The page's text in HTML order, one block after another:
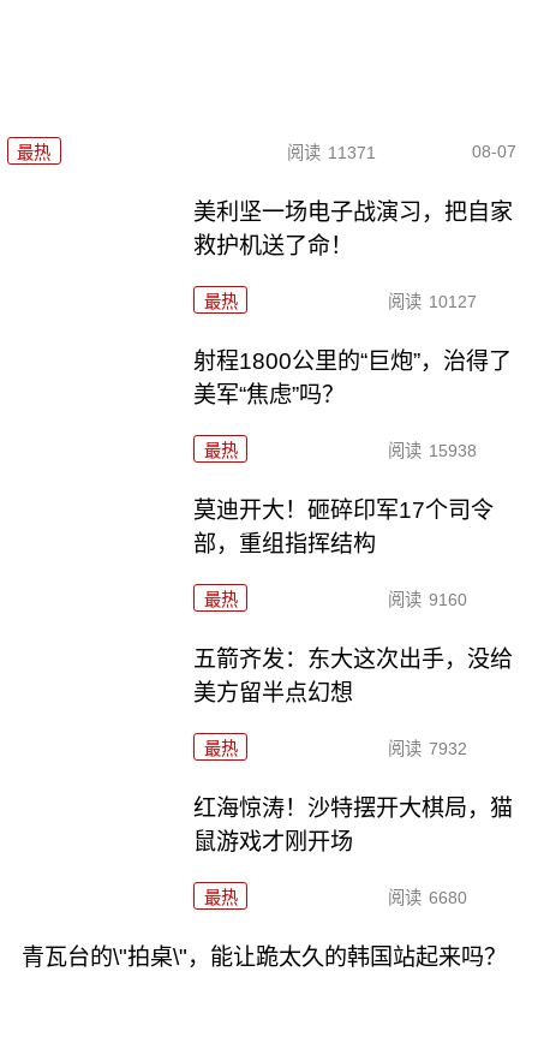
最热 阅读 11371 08-07
美利坚一场电子战演习，把自家
救护机送了命！
最热 阅读 10127
射程1800公里的“巨炮”，治得了
美军“焦虑”吗？
最热 阅读 15938
莫迪开大！砸碎印军17个司令
部，重组指挥结构
最热 阅读 9160
五箭齐发：东大这次出手，没给
美方留半点幻想
最热 阅读 7932
红海惊涛！沙特摆开大棋局，猫
鼠游戏才刚开场
最热 阅读 6680
青瓦台的\"拍桌\"，能让跪太久的韩国站起来吗？